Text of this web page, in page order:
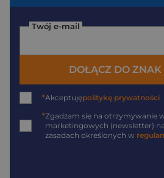
Twój e-mail
DOŁĄCZ DO ZNAK
*Akceptujępolitykę prywatności
*Zgadzam się na otrzymywanie
marketingowych (newsletter)
zasadach określonych w